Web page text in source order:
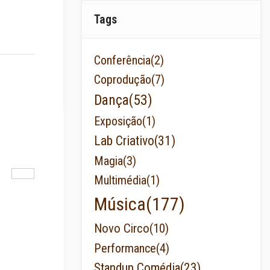
Tags
Conferência(2)
Coprodução(7)
Dança(53)
Exposição(1)
Lab Criativo(31)
Magia(3)
Multimédia(1)
Música(177)
Novo Circo(10)
Performance(4)